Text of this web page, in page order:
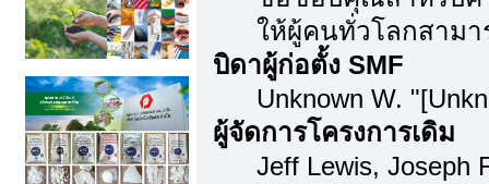
ให้ผู้คนทั่วโลกสามา
บิดาผู้ก่อตั้ง SMF
Unknown W.
ผู้จัดการโครงการเดิม
Jeff Lewis, Joseph